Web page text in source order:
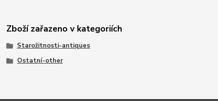
Zboží zařazeno v kategoriích
Starožitnosti-antiques
Ostatní-other